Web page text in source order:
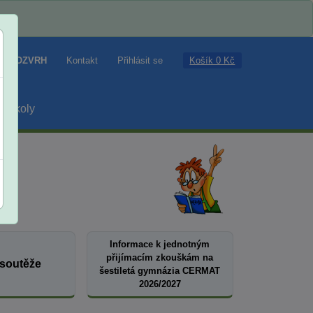
ROZVRH Kontakt Přihlásit se Košík 0 Kč
školy
Informace k jednotným
přijímacím zkouškám na
šestiletá gymnázia CERMAT
2026/2027